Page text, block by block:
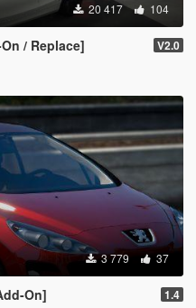
20 417 104
/ Replace] V2.0
3 779 37
On] 1.4